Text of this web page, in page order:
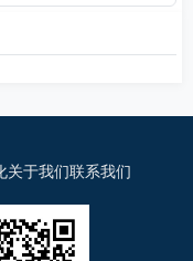
关于我们联系我们